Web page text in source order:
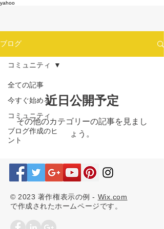
yahoo
ブログ
全ての記事
今すぐ始める
コミュニティ
ブログ作成のヒ
ント
コミュニティ
近日公開予定
その他のカテゴリーの記事を見まし
ょう。
© 2023 著作権表示の例 - Wix.com
で作成されたホームページです。